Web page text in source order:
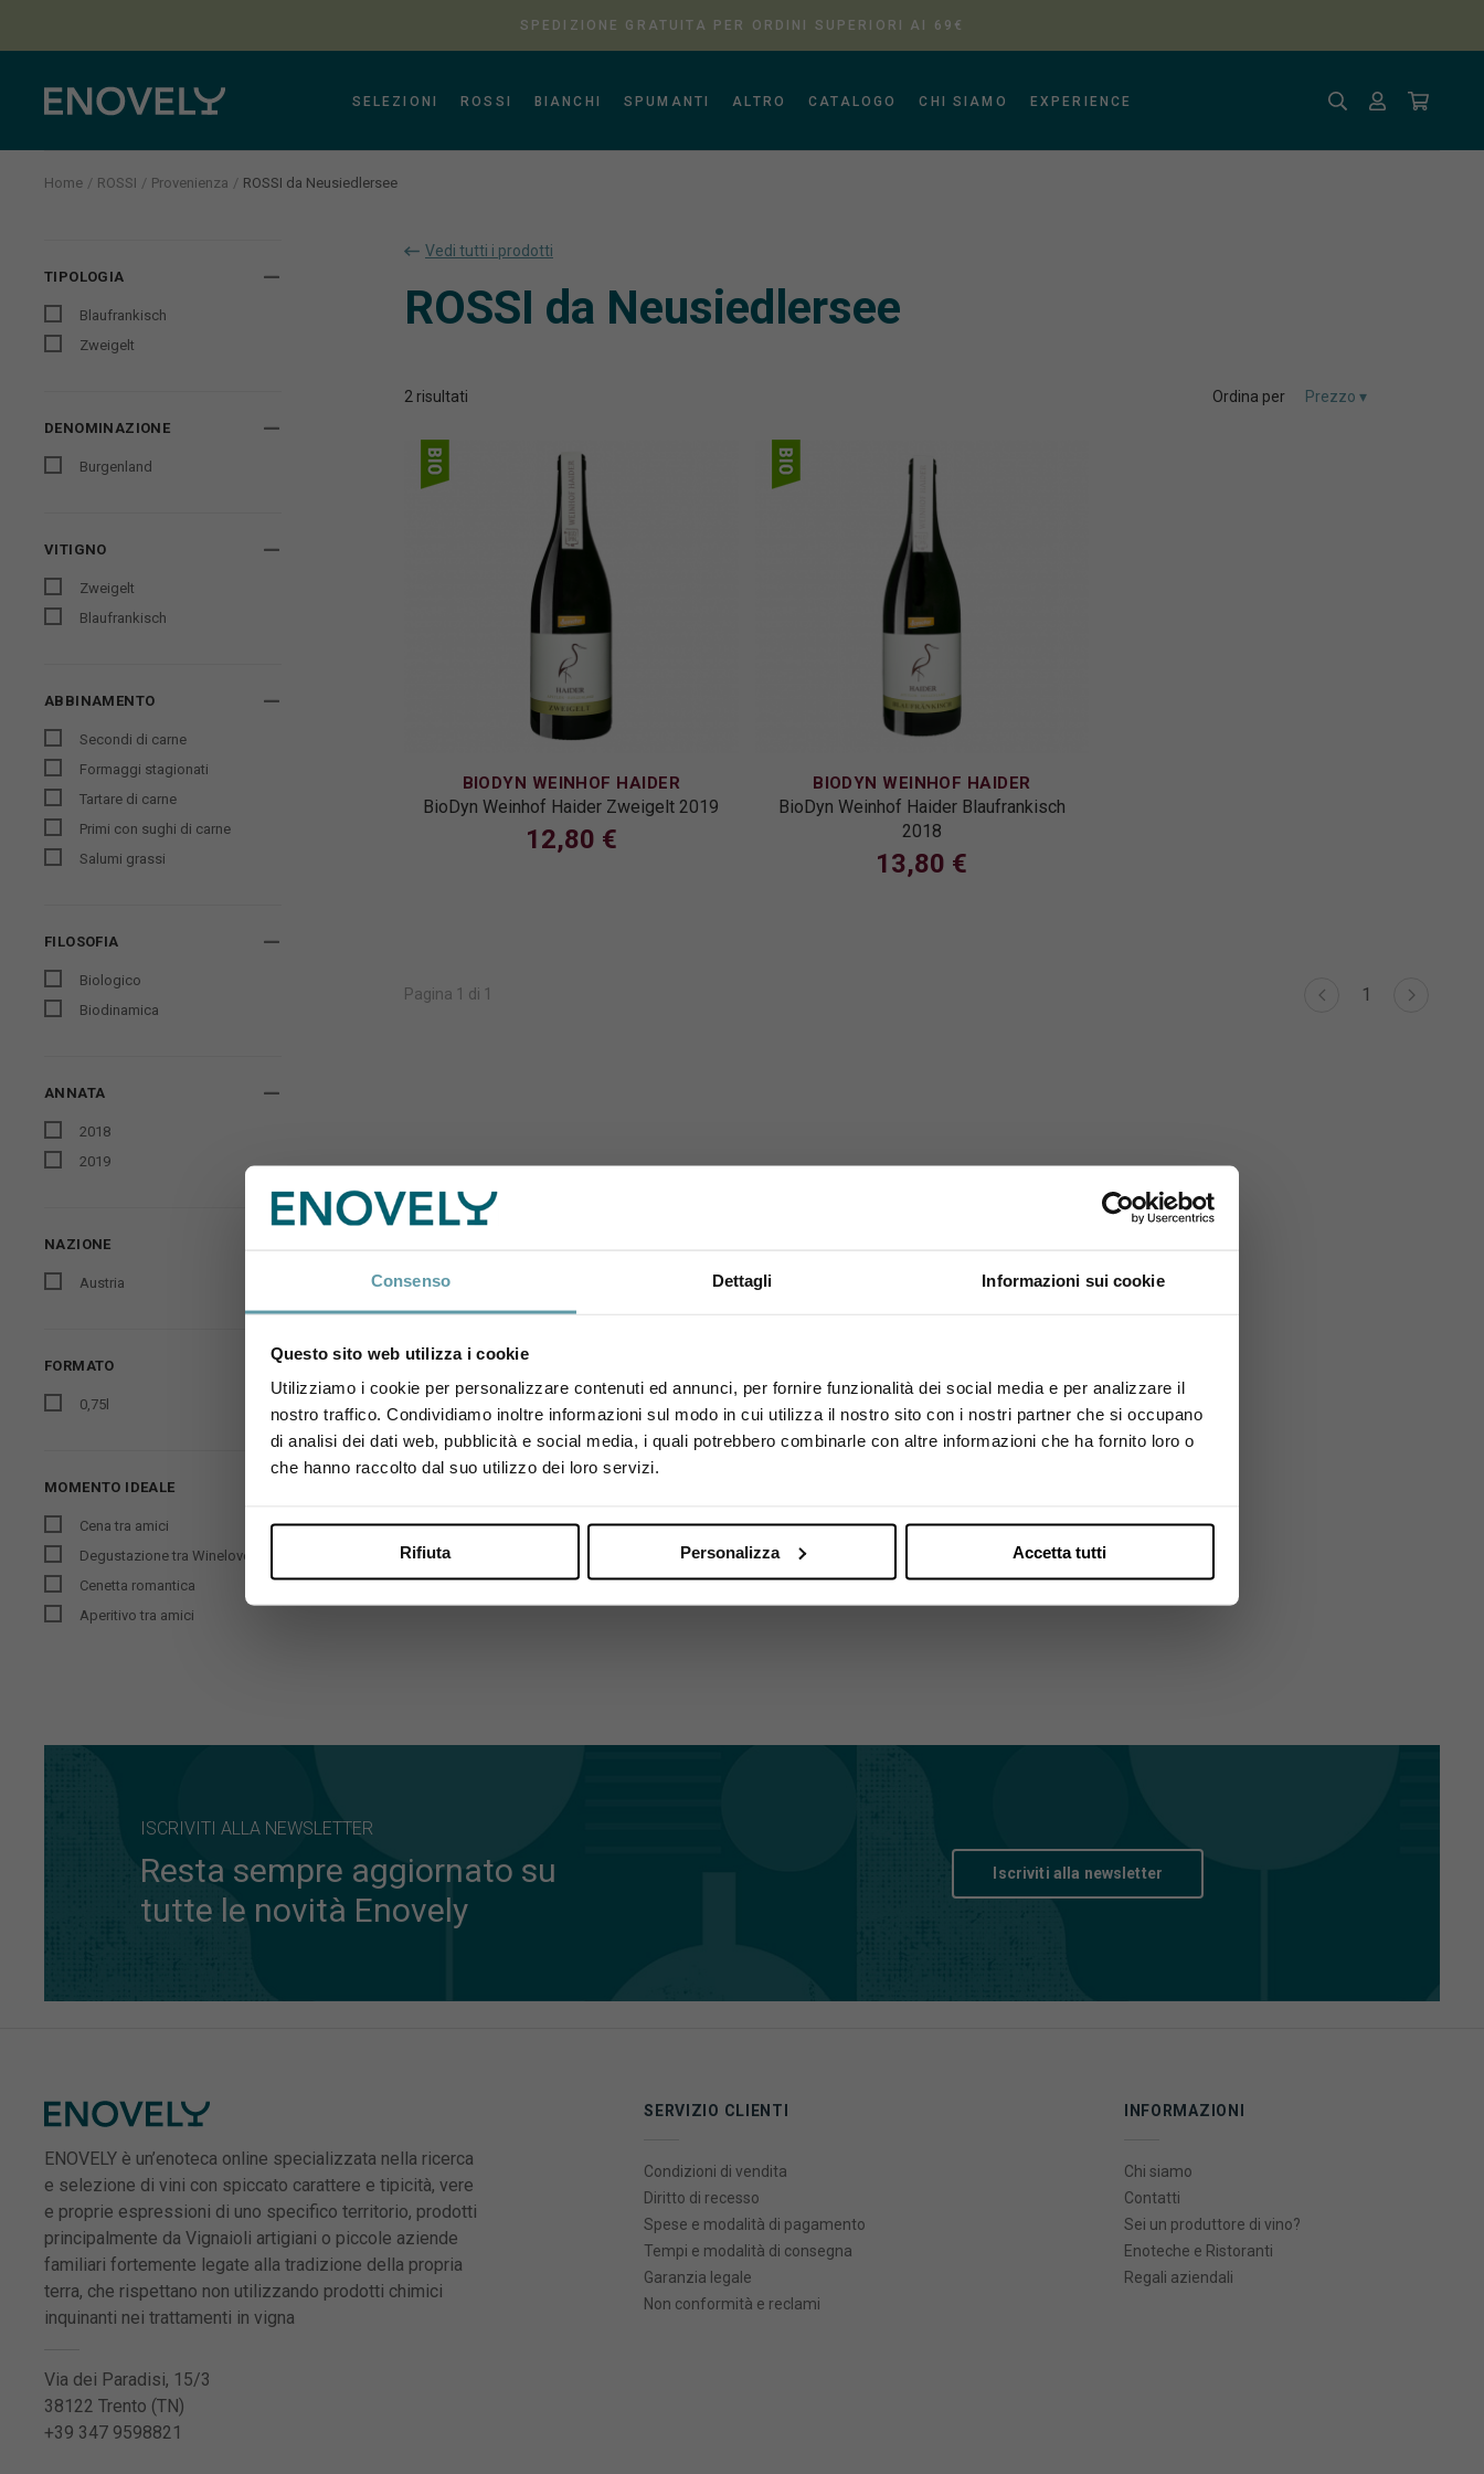
Consenso Dettagli Informazioni sui cookie
Questo sito web utilizza i cookie
Utilizziamo i cookie per personalizzare contenuti ed annunci, per fornire funzionalità dei social media e per analizzare il
nostro traffico. Condividiamo inoltre informazioni sul modo in cui utilizza il nostro sito con i nostri partner che si occupano
di analisi dei dati web, pubblicità e social media, i quali potrebbero combinarle con altre informazioni che ha fornito loro o
che hanno raccolto dal suo utilizzo dei loro servizi.
Rifiuta Personalizza Accetta tutti
SPEDIZIONE GRATUITA PER ORDINI SUPERIORI AI 69€
SELEZIONI ROSSI BIANCHI SPUMANTI ALTRO CATALOGO CHI SIAMO EXPERIENCE
Home ROSSI Provenienza ROSSI da Neusiedlersee
Vedi tutti i prodotti
ROSSI da Neusiedlersee
2 risultati Ordina per
BIODYN WEINHOF HAIDER
BioDyn Weinhof Haider Zweigelt 2019
12,80 €
BIODYN WEINHOF HAIDER
BioDyn Weinhof Haider Blaufrankisch
2018
13,80 €
Pagina 1 di 1 1
TIPOLOGIA
Blaufrankisch
Zweigelt
DENOMINAZIONE
Burgenland
VITIGNO
Zweigelt
Blaufrankisch
ABBINAMENTO
Secondi di carne
Formaggi stagionati
Tartare di carne
Primi con sughi di carne
Salumi grassi
FILOSOFIA
Biologico
Biodinamica
ANNATA
2018
2019
NAZIONE
Austria
FORMATO
0,75l
MOMENTO IDEALE
Cena tra amici
Degustazione tra Winelover
Cenetta romantica
Aperitivo tra amici
ISCRIVITI ALLA NEWSLETTER
Resta sempre aggiornato su
tutte le novità Enovely
Iscriviti alla newsletter
ENOVELY è un’enoteca online specializzata nella ricerca
e selezione di vini con spiccato carattere e tipicità, vere
e proprie espressioni di uno specifico territorio, prodotti
principalmente da Vignaioli artigiani o piccole aziende
familiari fortemente legate alla tradizione della propria
terra, che rispettano non utilizzando prodotti chimici
inquinanti nei trattamenti in vigna
Via dei Paradisi, 15/3
38122 Trento (TN)
+39 347 9598821
SERVIZIO CLIENTI
Condizioni di vendita
Diritto di recesso
Spese e modalità di pagamento
Tempi e modalità di consegna
Garanzia legale
Non conformità e reclami
INFORMAZIONI
Chi siamo
Contatti
Sei un produttore di vino?
Enoteche e Ristoranti
Regali aziendali
per avere un 10% di sconto sul tuo primo ordine!
Si, sono maggiorenne.